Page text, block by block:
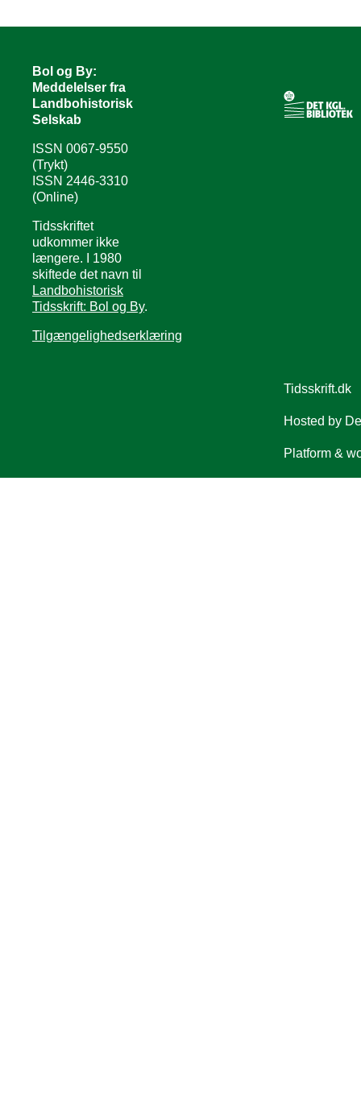
Bol og By:
Meddelelser fra
Landbohistorisk
Selskab
ISSN 0067-9550
(Trykt)
ISSN 2446-3310
(Online)
Tidsskriftet
udkommer ikke
længere. I 1980
skiftede det navn til
Landbohistorisk
Tidsskrift: Bol og By.
Tilgængelighedserklæring